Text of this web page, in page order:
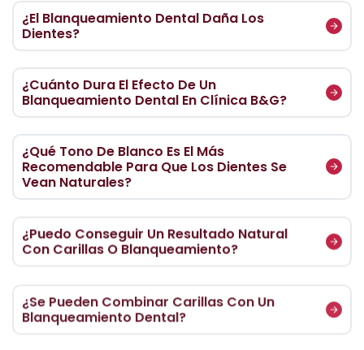
¿El Blanqueamiento Dental Daña Los
Dientes?
¿Cuánto Dura El Efecto De Un
Blanqueamiento Dental En Clínica B&G?
¿Qué Tono De Blanco Es El Más
Recomendable Para Que Los Dientes Se
Vean Naturales?
¿Puedo Conseguir Un Resultado Natural
Con Carillas O Blanqueamiento?
¿Se Pueden Combinar Carillas Con Un
Blanqueamiento Dental?